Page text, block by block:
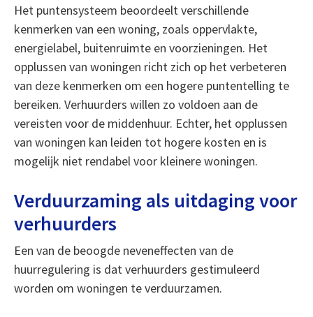
Het puntensysteem beoordeelt verschillende
kenmerken van een woning, zoals oppervlakte,
energielabel, buitenruimte en voorzieningen. Het
opplussen van woningen richt zich op het verbeteren
van deze kenmerken om een hogere puntentelling te
bereiken. Verhuurders willen zo voldoen aan de
vereisten voor de middenhuur. Echter, het opplussen
van woningen kan leiden tot hogere kosten en is
mogelijk niet rendabel voor kleinere woningen.
Verduurzaming als uitdaging voor
verhuurders
Een van de beoogde neveneffecten van de
huurregulering is dat verhuurders gestimuleerd
worden om woningen te verduurzamen.